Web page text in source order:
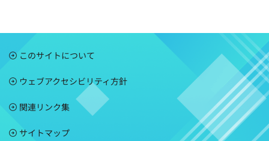
このサイトについて
ウェブアクセシビリティ方針
関連リンク集
サイトマップ